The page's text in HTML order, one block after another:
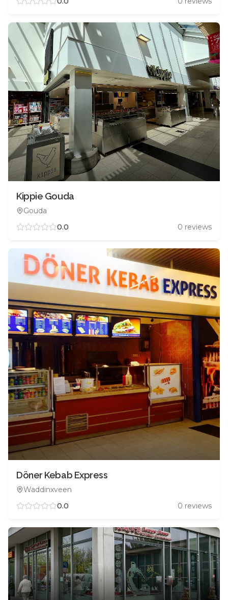
Kippie Gouda
Gouda
0.0
0 reviews
Döner Kebab Express
Waddinxveen
0.0
0 reviews